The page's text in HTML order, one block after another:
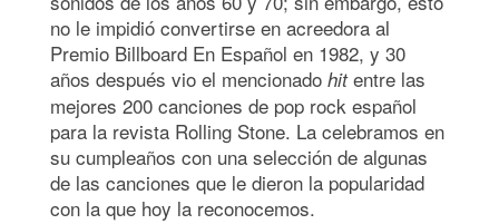
no le impidió convertirse en acreedora al
Premio Billboard En Español en 1982, y 30
años después vio el mencionado hitentre las
mejores 200 canciones de pop rock español
para la revista Rolling Stone. La celebramos en
su cumpleaños con una selección de algunas
de las canciones que le dieron la popularidad
con la que hoy la reconocemos.